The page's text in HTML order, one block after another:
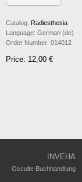
Catalog: Radiesthesia
Language: German (de)
Order Number: 014012
Price: 12,00 €
INVEHA
Occulte Buchhandlung